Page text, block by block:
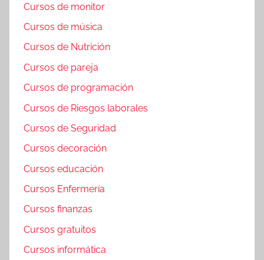
Cursos de monitor
Cursos de música
Cursos de Nutrición
Cursos de pareja
Cursos de programación
Cursos de Riesgos laborales
Cursos de Seguridad
Cursos decoración
Cursos educación
Cursos Enfermería
Cursos finanzas
Cursos gratuitos
Cursos informática